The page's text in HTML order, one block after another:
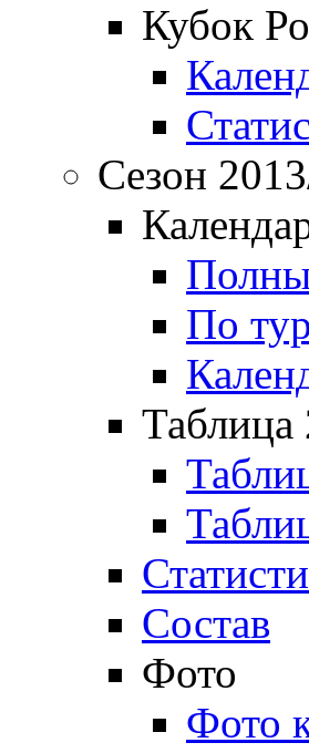
Кубок
Сезон
По
Таблица
Состав
Фото
Фото